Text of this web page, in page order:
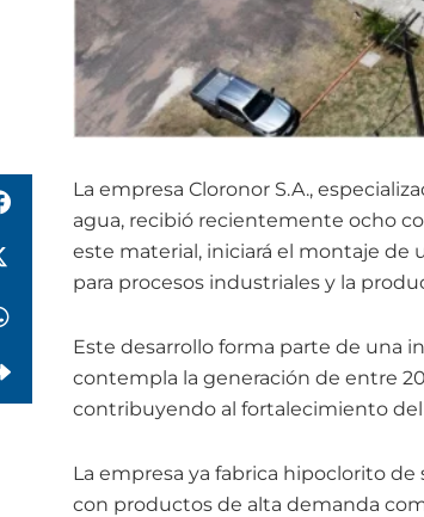
La empresa Cloronor S.A.,
agua, recibió recientemente ocho
este material, iniciará el montaje
para procesos industriales y la
Este desarrollo forma parte de una
contempla la generación de entre
contribuyendo al fortalecimiento
La empresa ya fabrica hipoclorito
con productos de alta demanda